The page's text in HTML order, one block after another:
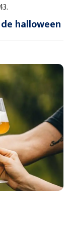
halloween